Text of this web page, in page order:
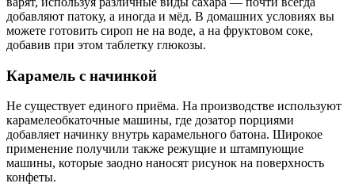
добавляют патоку, а иногда и мёд. В домашних условиях вы
можете готовить сироп не на воде, а на фруктовом соке,
добавив при этом таблетку глюкозы.
Карамель с начинкой
Не существует единого приёма. На производстве используют
карамелеобкаточные машины, где дозатор порциями
добавляет начинку внутрь карамельного батона. Широкое
применение получили также режущие и штампующие
машины, которые заодно наносят рисунок на поверхность
конфеты.